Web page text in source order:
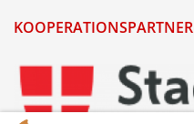
KOOPERATIONSPARTNER